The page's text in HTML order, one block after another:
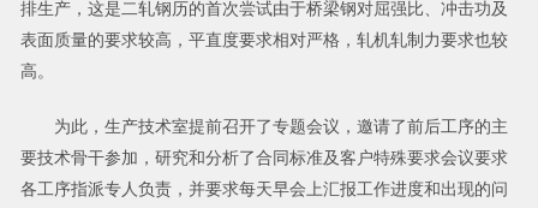
排生产，这是二轧钢历的首次尝试由于桥梁钢对屈强比、冲击功及
表面质量的要求较高，平直度要求相对严格，轧机轧制力要求也较
高。
为此，生产技术室提前召开了专题会议，邀请了前后工序的主
要技术骨干参加，研究和分析了合同标准及客户特殊要求会议要求
各工序指派专人负责，并要求每天早会上汇报工作进度和出现的问